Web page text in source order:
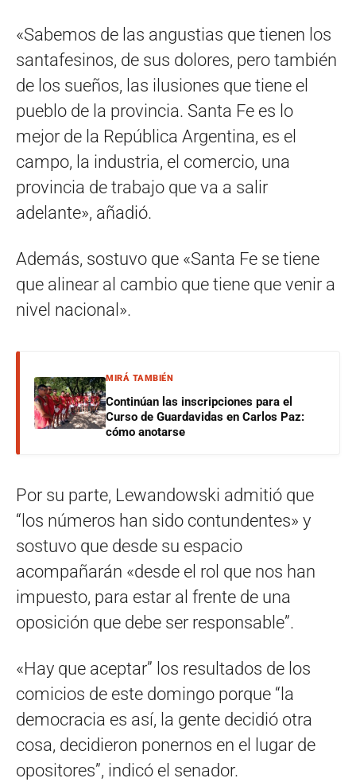
«Sabemos de las angustias que tienen los
santafesinos, de sus dolores, pero también
de los sueños, las ilusiones que tiene el
pueblo de la provincia. Santa Fe es lo
mejor de la República Argentina, es el
campo, la industria, el comercio, una
provincia de trabajo que va a salir
adelante», añadió.
Además, sostuvo que «Santa Fe se tiene
que alinear al cambio que tiene que venir a
nivel nacional».
MIRÁ TAMBIÉN
Continúan las inscripciones para el
Curso de Guardavidas en Carlos Paz:
cómo anotarse
Por su parte, Lewandowski admitió que
“los números han sido contundentes» y
sostuvo que desde su espacio
acompañarán «desde el rol que nos han
impuesto, para estar al frente de una
oposición que debe ser responsable”.
«Hay que aceptar” los resultados de los
comicios de este domingo porque “la
democracia es así, la gente decidió otra
cosa, decidieron ponernos en el lugar de
opositores”, indicó el senador.